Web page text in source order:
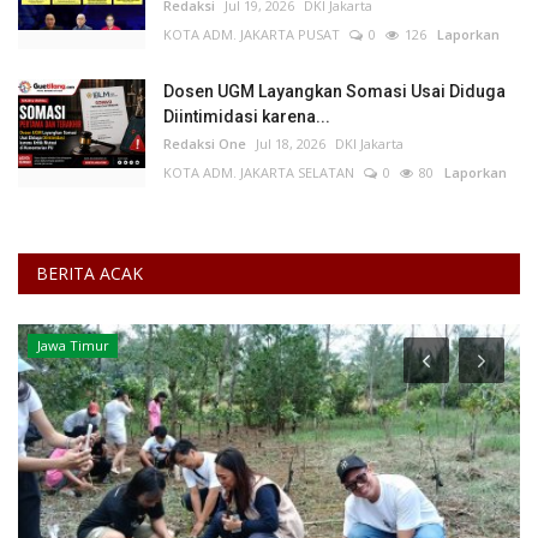
Redaksi Jul 19, 2026 DKI Jakarta
KOTA ADM. JAKARTA PUSAT
0 126 Laporkan
Dosen UGM Layangkan Somasi Usai Diduga
Diintimidasi karena...
Redaksi One Jul 18, 2026 DKI Jakarta
KOTA ADM. JAKARTA SELATAN
0 80 Laporkan
BERITA ACAK
Kesehatan